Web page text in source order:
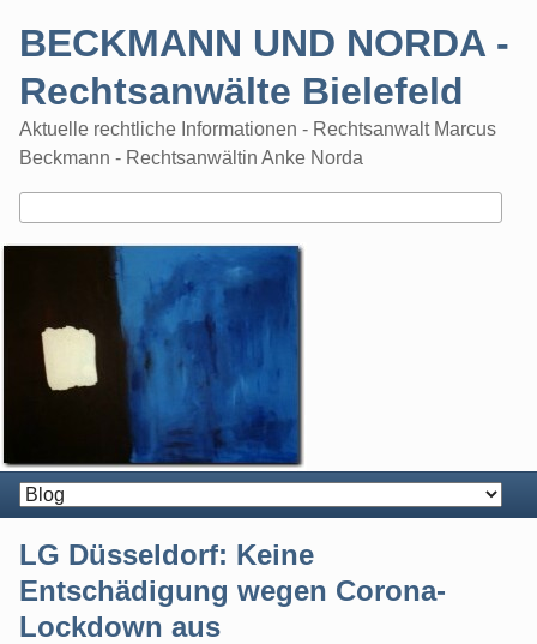
BECKMANN UND NORDA -
Rechtsanwälte Bielefeld
Aktuelle rechtliche Informationen - Rechtsanwalt Marcus
Beckmann - Rechtsanwältin Anke Norda
LG Düsseldorf: Keine
Entschädigung wegen Corona-
Lockdown aus